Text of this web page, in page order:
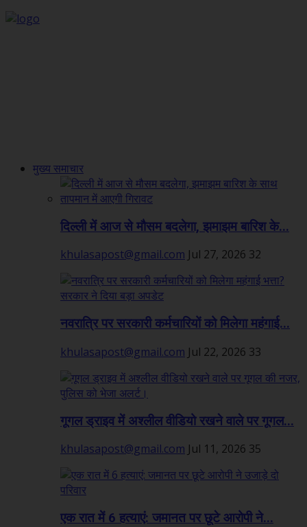
मुख्य समाचार
दिल्ली में आज से मौसम बदलेगा, झमाझम बारिश के...
khulasapost@gmail.com Jul 27, 2026 32
नवरात्रि पर सरकारी कर्मचारियों को मिलेगा महंगाई...
khulasapost@gmail.com Jul 22, 2026 33
गूगल ड्राइव में अश्लील वीडियो रखने वाले पर गूगल...
khulasapost@gmail.com Jul 11, 2026 35
एक रात में 6 हत्याएं: जमानत पर छूटे आरोपी ने...